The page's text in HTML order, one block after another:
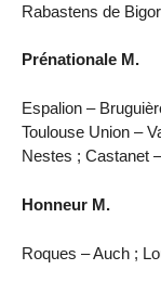
Rabastens de
Prénationale M.
Espalion –
Toulouse Union –
Nestes ; Castanet
Honneur M.
Roques – Auch ;